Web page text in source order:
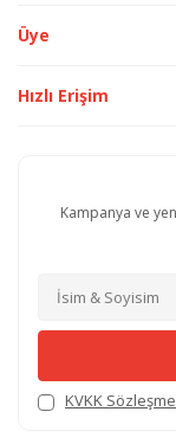
Üye
Hızlı Erişim
Kampanya ve
KVKK